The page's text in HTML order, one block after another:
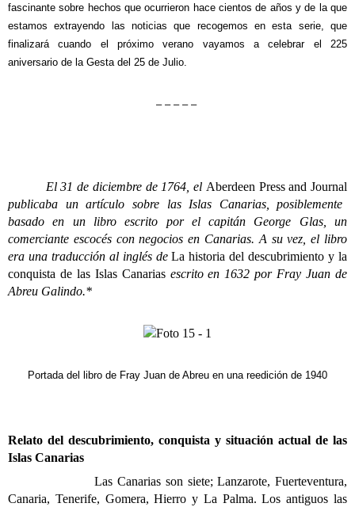
fascinante sobre hechos que ocurrieron hace cientos de años y de la que
estamos extrayendo las noticias que recogemos en esta serie, que
finalizará cuando el próximo verano vayamos a celebrar el 225
aniversario de la Gesta del 25 de Julio.
– – – – –
El 31 de diciembre de 1764, el Aberdeen Press and Journal
publicaba un artículo sobre las Islas Canarias, posiblemente
basado en un libro escrito por el capitán George Glas, un
comerciante escocés con negocios en Canarias. A su vez, el libro
era una traducción al inglés deLa historia del descubrimiento y la
conquista de las Islas Canariasescrito en 1632 por Fray Juan de
Abreu Galindo.*
Portada del libro de Fray Juan de Abreu en una reedición de 1940
Relato del descubrimiento, conquista y situación actual de las
Islas Canarias
Las Canarias son siete; Lanzarote, Fuerteventura,
Canaria, Tenerife, Gomera, Hierro y La Palma. Los antiguos las